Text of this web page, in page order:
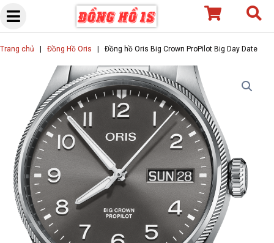
Skip
content
Trang chủ Đồng Hồ Oris Đồng hồ Oris Big Crown ProPilot Big Day Date